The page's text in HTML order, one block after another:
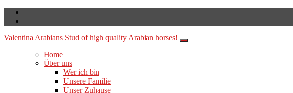
Valentina Arabians Stud of high quality Arabian horses!
Home
Über uns
Wer ich bin
Unsere Familie
Unser Zuhause